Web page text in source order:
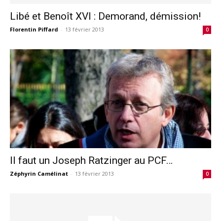
Libé et Benoît XVI : Demorand, démission!
Florentin Piffard - 13 février 2013 0
Il faut un Joseph Ratzinger au PCF…
Zéphyrin Camélinat - 13 février 2013 0